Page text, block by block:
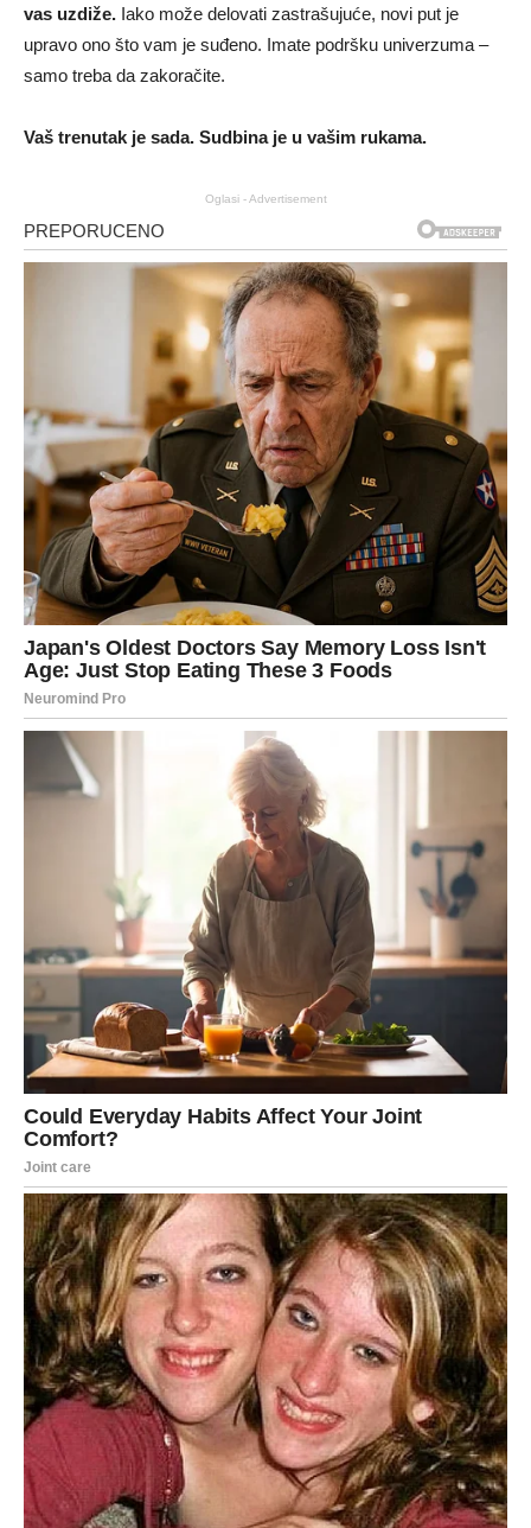
vas uzdiže. Iako može delovati zastrašujuće, novi put je
upravo ono što vam je suđeno. Imate podršku univerzuma –
samo treba da zakoračite.
Vaš trenutak je sada. Sudbina je u vašim rukama.
Oglasi - Advertisement